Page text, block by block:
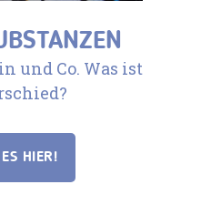
und Co. Was ist
HIER!